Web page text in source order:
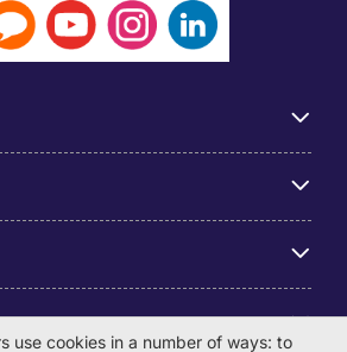
use cookies in a number of ways: to